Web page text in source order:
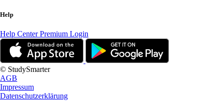
Help
Help CenterPremium Login
© StudySmarter
AGB
Impressum
Datenschutzerklärung